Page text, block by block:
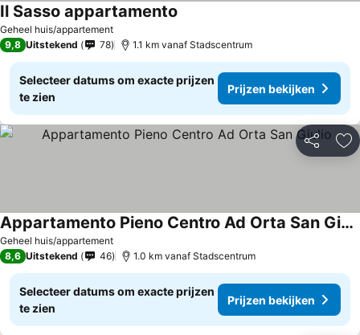
Geheel huis/appartement
Il Sasso appartamento
9,8 Uitstekend 78 1.1 km vanaf Stadscentrum
Selecteer datums om exacte prijzen
te zien
Prijzen bekijken
Delen
Geheel huis/appartement
Appartamento Pieno Centro Ad Orta San Giulio
Prijzen bekijken
8,6 Uitstekend 46 1.0 km vanaf Stadscentrum
Selecteer datums om exacte prijzen
te zien
Prijzen bekijken